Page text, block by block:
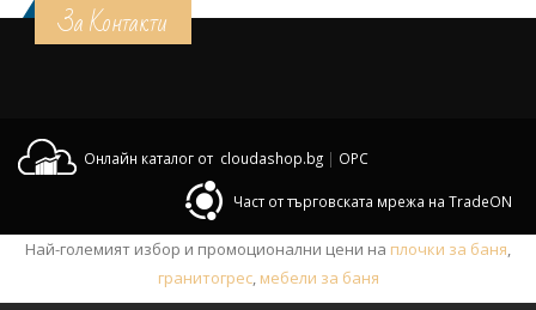
За Контакти
Онлайн каталог от cloudashop.bg | OPC
Част от търговската мрежа на TradeON
Най-големият избор и промоционални цени на плочки за баня,
гранитогрес, мебели за баня